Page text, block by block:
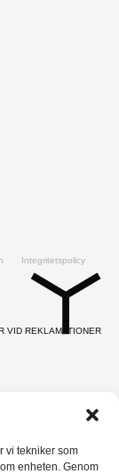
vi tekniker som
enheten. Genom
Integritetspolicy
VID REKLAMATIONER